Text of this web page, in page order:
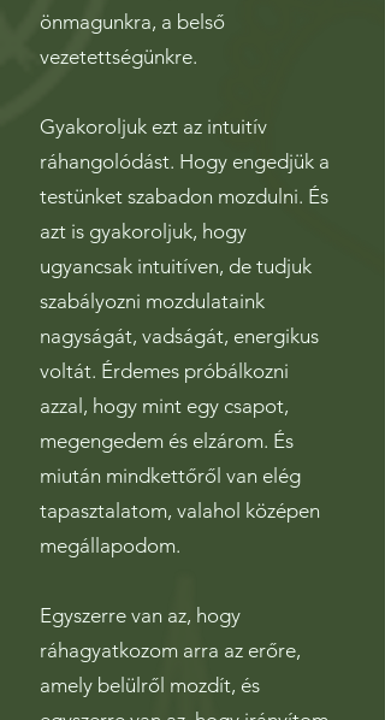
önmagunkra, a belső
vezetettségünkre.
Gyakoroljuk ezt az intuitív
ráhangolódást. Hogy engedjük a
testünket szabadon mozdulni. És
azt is gyakoroljuk, hogy
ugyancsak intuitíven, de tudjuk
szabályozni mozdulataink
nagyságát, vadságát, energikus
voltát. Érdemes próbálkozni
azzal, hogy mint egy csapot,
megengedem és elzárom. És
miután mindkettőről van elég
tapasztalatom, valahol középen
megállapodom.
Egyszerre van az, hogy
ráhagyatkozom arra az erőre,
amely belülről mozdít, és